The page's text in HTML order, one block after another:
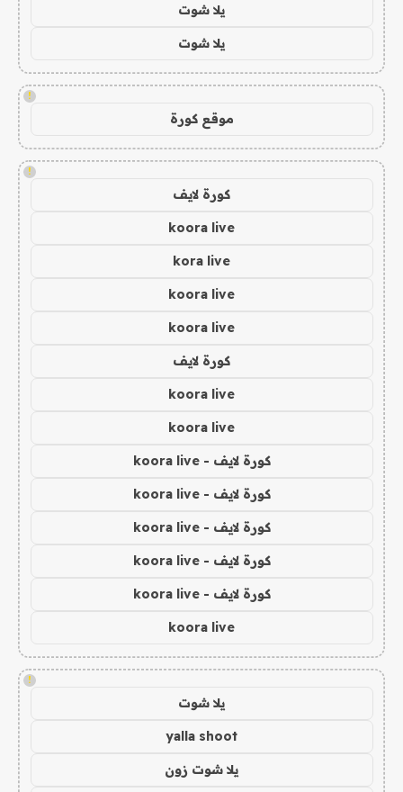
يلا شوت
يلا شوت
!
موقع كورة
!
كورة لايف
koora live
kora live
koora live
koora live
كورة لايف
koora live
koora live
كورة لايف - koora live
كورة لايف - koora live
كورة لايف - koora live
كورة لايف - koora live
كورة لايف - koora live
koora live
!
يلا شوت
yalla shoot
يلا شوت زون